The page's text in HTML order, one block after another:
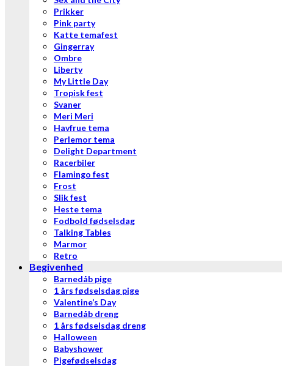
Prikker
Pink party
Katte temafest
Gingerray
Ombre
Liberty
My Little Day
Tropisk fest
Svaner
Meri Meri
Havfrue tema
Perlemor tema
Delight Department
Racerbiler
Flamingo fest
Frost
Slik fest
Heste tema
Fodbold fødselsdag
Talking Tables
Marmor
Retro
Begivenhed
Barnedåb pige
1 års fødselsdag pige
Valentine’s Day
Barnedåb dreng
1 års fødselsdag dreng
Halloween
Babyshower
Pigefødselsdag